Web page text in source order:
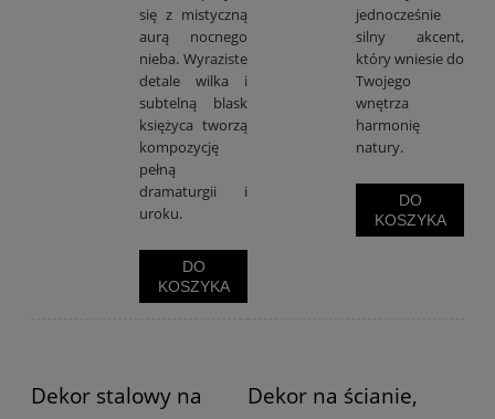
się z mistyczną
aurą nocnego
nieba. Wyraziste
detale wilka i
subtelną blask
księżyca tworzą
kompozycję
pełną
dramaturgii i
uroku.
DO
KOSZYKA
jednocześnie
silny akcent,
który wniesie do
Twojego
wnętrza
harmonię
natury.
DO
KOSZYKA
Dekor stalowy na
Dekor na ścianie,